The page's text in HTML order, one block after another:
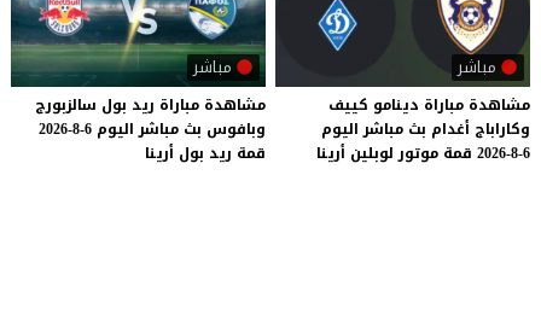
مباشر
مشاهدة مباراة دينامو كييف
وكاراباج أغدام بث مباشر اليوم
6-8-2026
قمة موتور لوبلين أرينا
مباشر
مشاهدة مباراة ريد بول سالزبورج
وبافوس بث مباشر اليوم 6-8-2026
قمة ريد بول أرينا